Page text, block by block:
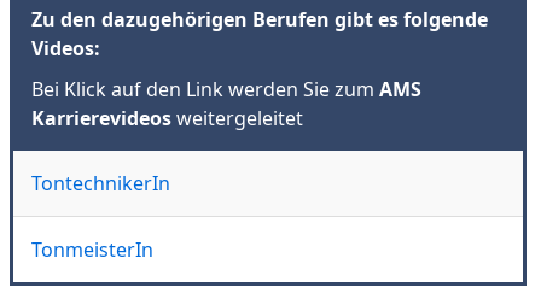
Zu den dazugehörigen Berufen gibt es folgende
Videos:
Bei Klick auf den Link werden Sie zum AMS
Karrierevideosweitergeleitet
TontechnikerIn
TonmeisterIn